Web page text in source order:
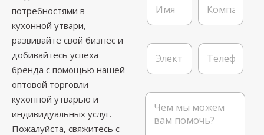
потребностями в
кухонной утвари,
развивайте свой бизнес и
добивайтесь успеха
бренда с помощью нашей
оптовой торговли
кухонной утварью и
индивидуальных услуг.
Пожалуйста, свяжитесь с
я
м
а
я
Э
е
т
Т
л
ф
о
н
С